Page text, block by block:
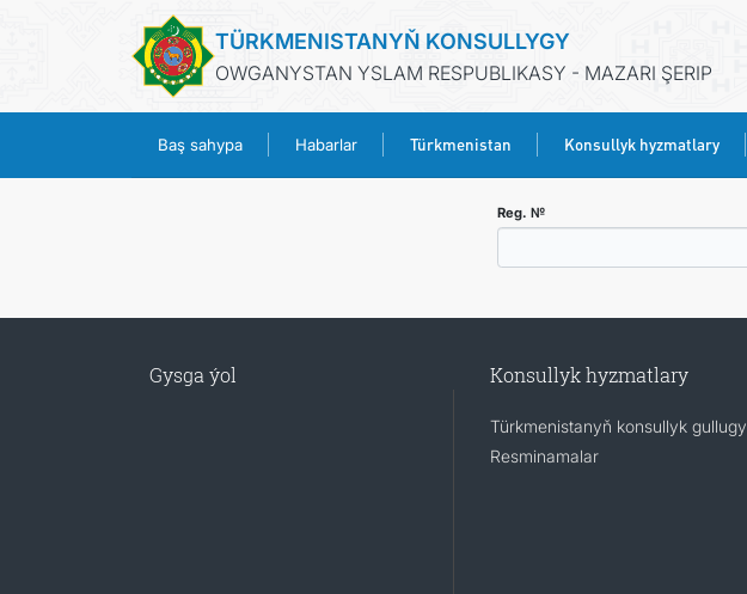
TÜRKMENISTANYŇ KONSULLYGY
OWGANYSTAN YSLAM RESPUBLIKASY - MAZARI ŞERIP
Baş sahypa Habarlar Türkmenistan Konsullyk hyzmatlary
Reg. №
Gysga ýol Konsullyk hyzmatlary
Türkmenistanyň konsullyk gullugy
Resminamalar